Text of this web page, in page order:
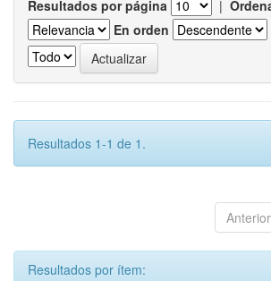
Resultados por página |
En orden
Resultados 1-1 de 1.
Anterior
Resultados por ítem: